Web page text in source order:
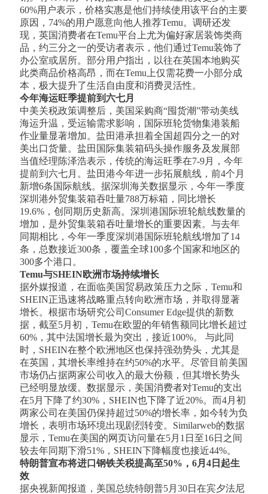
60%用户表示，价格实惠是他们持续使用该平台的主要
原因，74%的用户愿意向他人推荐Temu。调研还发
现，英国消费者在Temu平台上尤为偏好家居装饰类商
品，约三分之一的受访者表示，他们通过Temu装饰了
办公室或居所。部分用户指出，以往在英国本地购买
此类商品价格高昂，而在Temu上仅需花费一小部分成
本，极大提升了生活自由度和消费灵活性。
今年海运旺季提前到六七月
中美关税政策调整后，美国采购商“囤货潮”带动美线
海运升温，受运输需求影响，国际班轮货物集港装船
作业量显著增加。盐田港承担着全国超四分之一的对
美出口货量。盐田国际集装箱码头操作服务及发展部
当值经理陈泽浩表示，传统的海运旺季在7-9月，今年
提前到六七月。盐田港今年进一步拓展航线，前4个月
新增6条国际航线。据深圳海关数据显示，今年一季度
深圳港外贸集装箱吞吐量788万标箱，同比增长
19.6%，创同期历史新高。深圳港国际班轮航线数量的
增加，是外贸集装箱吞吐量增长的重要因素。与去年
同期相比，今年一季度深圳港国际班轮航线增加了14
条，总数接近300条，覆盖全球100多个国家和地区的
300多个港口。
​Temu与SHEIN欧洲市场持续增长
据外媒报道，在面临美国贸易政策压力之际，Temu和
SHEIN正迅速将战略重点转向欧洲市场，并取得显著
增长。根据市场研究公司Consumer Edge提供的新数
据，截至5月初，Temu在欧盟的年销售额同比增长超过
60%，其中法国增长最为突出，接近100%。 与此同
时，SHEIN在整个欧洲地区也保持强劲势头，尤其是
在英国，其增长率维持在约50%的水平。尽管目前美国
市场仍占据两家公司收入的最大份额，但其增长势头
已经明显放缓。数据显示，美国消费者对Temu的支出
在5月下降了约30%，SHEIN也下降了近20%。而4月初
两家公司在美国仍保持超过50%的增长率，如今转为负
增长，表明市场环境出现剧烈转变。Similarweb的数据
显示，Temu在美国的网页访问量在5月1日至16日之间
较去年同期下滑51%，SHEIN下降幅度也接近44%。
特朗普宣布将进口钢铁关税提高至50%，6月4日起生
效
据央视新闻报道，美国总统特朗普5月30日在宾夕法尼